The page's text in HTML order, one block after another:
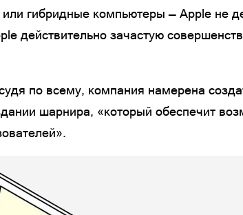
гибридные компьютеры — Apple не
действительно зачастую
по всему, компания намерена
шарнира, «который обеспечит